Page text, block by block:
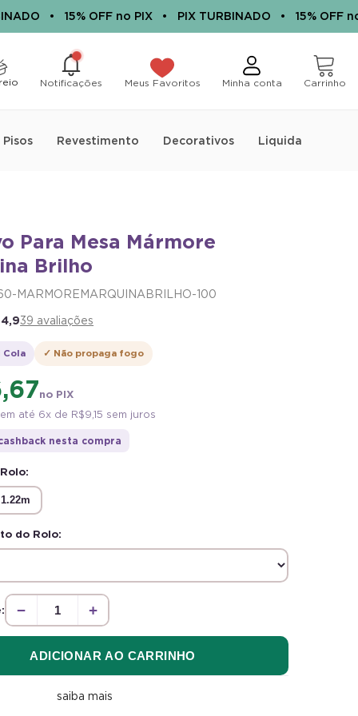
• 15% OFF no PIX • PIX TURBINADO • 15% OFF no PIX
Notificações Meus Favoritos Minha conta Carrinho
00
itens
Pisos Revestimento Decorativos Liquida
Para Mesa Mármore
Brilho
MARMOREMARQUINABRILHO-100
4,939 avaliações
Cola ✓ Não propaga fogo
no PIX
em até 6x de R$ 9,15 sem juros
nesta compra
1.22m
do Rolo:
− +
ADICIONAR AO CARRINHO
saiba mais
Adesivo para Mesa Mármore
Descrição
aparência que imita perfeitamente o
Marquina
acabamento
Perfeito para quem busca praticidade e um
estilo refinado, esse adesivo é a escolha certa
para dar um upgrade na sua decoração!